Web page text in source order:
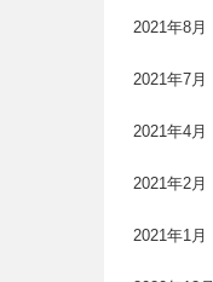
2021年8月
2021年7月
2021年4月
2021年2月
2021年1月